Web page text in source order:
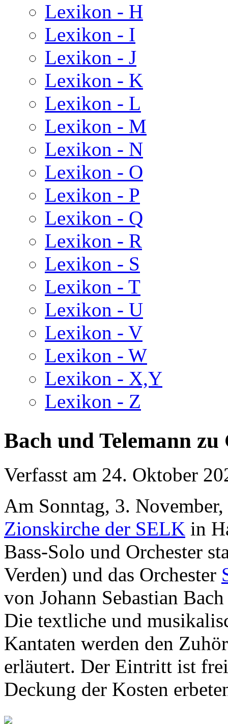
Lexikon - H
Lexikon - I
Lexikon - J
Lexikon - K
Lexikon - L
Lexikon - M
Lexikon - N
Lexikon - O
Lexikon - P
Lexikon - Q
Lexikon - R
Lexikon - S
Lexikon - T
Lexikon - U
Lexikon - V
Lexikon - W
Lexikon - X,Y
Lexikon - Z
Bach und Telemann
Verfasst am 24. Oktober
Am Sonntag, 3.
Zionskirche der SELK in
Bass-Solo und Orchester
Verden) und das Orchester
von Johann Sebastian
Die textliche und
Kantaten werden den
erläutert. Der Eintritt ist
Deckung der Kosten